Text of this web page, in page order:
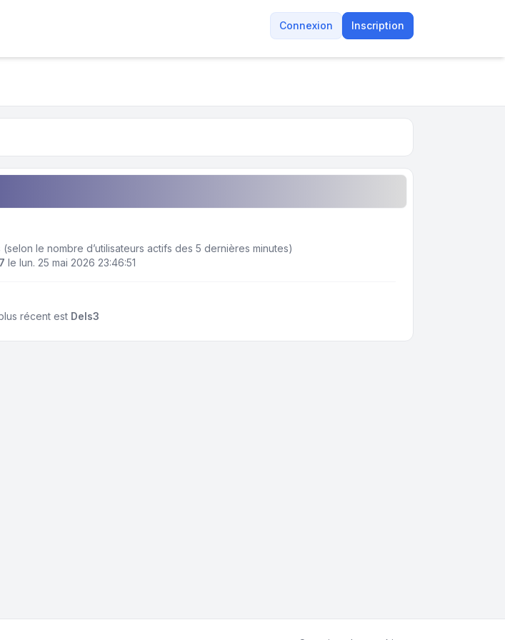
Connexion Inscription
le nombre d’utilisateurs actifs des 5 dernières minutes)
le lun. 25 mai 2026 23:46:51
récent est Dels3